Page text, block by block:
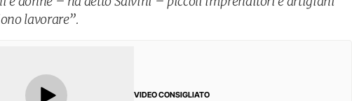
lavorare”.
VIDEO CONSIGLIATO